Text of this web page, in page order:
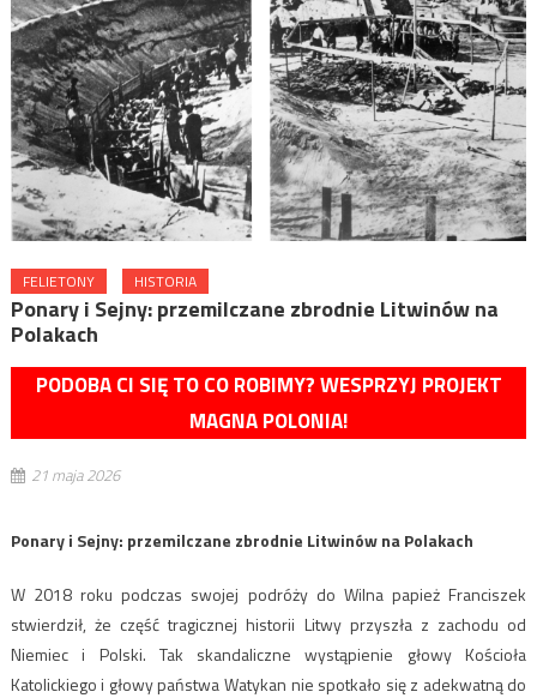
FELIETONY HISTORIA
Ponary i Sejny: przemilczane zbrodnie Litwinów na
Polakach
PODOBA CI SIĘ TO CO ROBIMY? WESPRZYJ PROJEKT
MAGNA POLONIA!
21 maja 2026
Ponary i Sejny: przemilczane zbrodnie Litwinów na Polakach
W 2018 roku podczas swojej podróży do Wilna papieżFranciszek
stwierdził, że część tragicznej historii Litwy przyszła z zachodu od
Niemiec i Polski. Tak skandaliczne wystąpienie głowy Kościoła
Katolickiego i głowy państwa Watykan nie spotkało się z adekwatną do